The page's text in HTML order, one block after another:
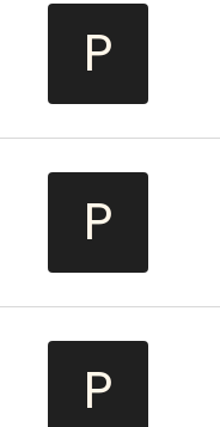
P
P
P